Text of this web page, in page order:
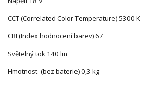
CCT (Correlated Color Temperature) 5300 K
CRI (Index hodnocení barev) 67
Světelný tok 140 lm
Hmotnost (bez baterie) 0,3 kg